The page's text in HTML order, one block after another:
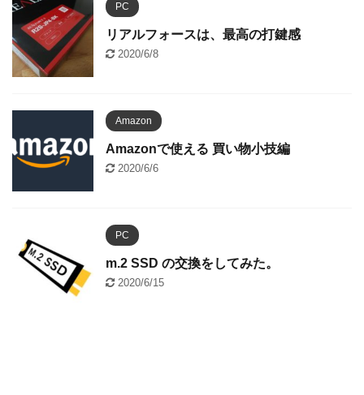
PC
リアルフォースは、最高の打鍵感
2020/6/8
Amazon
Amazonで使える 買い物小技編
2020/6/6
PC
m.2 SSD の交換をしてみた。
2020/6/15